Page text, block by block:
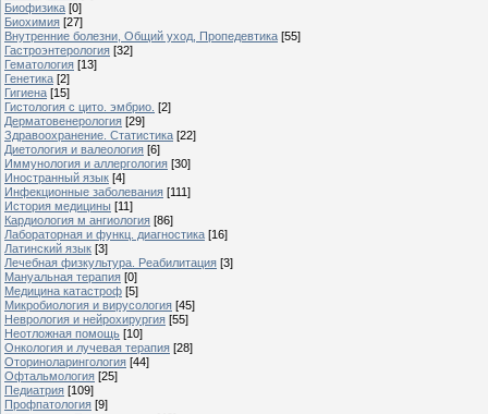
Биофизика [0]
Биохимия [27]
Внутренние болезни, Общий уход, Пропедевтика [55]
Гастроэнтерология [32]
Гематология [13]
Генетика [2]
Гигиена [15]
Гистология с цито. эмбрио. [2]
Дерматовенерология [29]
Здравоохранение. Статистика [22]
Диетология и валеология [6]
Иммунология и аллергология [30]
Иностранный язык [4]
Инфекционные заболевания [111]
История медицины [11]
Кардиология м ангиология [86]
Лабораторная и функц. диагностика [16]
Латинский язык [3]
Лечебная физкультура. Реабилитация [3]
Мануальная терапия [0]
Медицина катастроф [5]
Микробиология и вирусология [45]
Неврология и нейрохирургия [55]
Неотложная помощь [10]
Онкология и лучевая терапия [28]
Оториноларингология [44]
Офтальмология [25]
Педиатрия [109]
Профпатология [9]